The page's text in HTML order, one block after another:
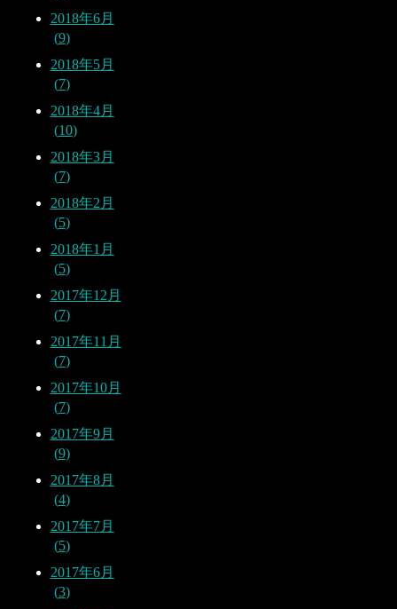
2018年6月
9
2018年5月
7
2018年4月
10
2018年3月
7
2018年2月
5
2018年1月
5
2017年12月
7
2017年11月
7
2017年10月
7
2017年9月
9
2017年8月
4
2017年7月
5
2017年6月
3